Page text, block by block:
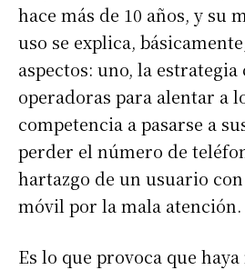
hace más de 10 años, y su
uso se explica,
aspectos: uno, la
operadoras para alentar a
competencia a pasarse a
perder el número de
hartazgo de un usuario
móvil por la mala atención.
Es lo que provoca que